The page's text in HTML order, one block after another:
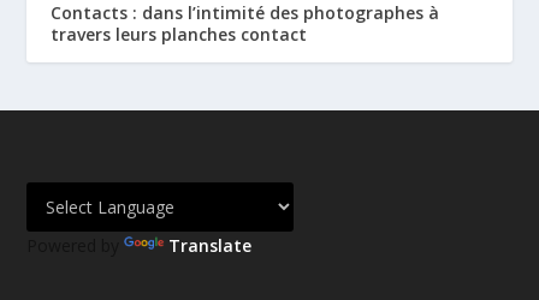
Contacts : dans l’intimité des photographes à
travers leurs planches contact
Powered by Translate